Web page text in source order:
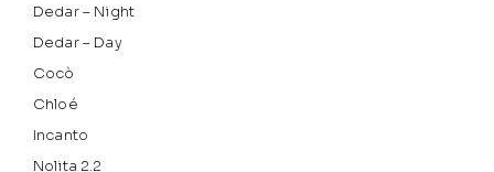
Dedar – Night
Dedar – Day
Cocò
Chloé
Incanto
Nolita 2.2